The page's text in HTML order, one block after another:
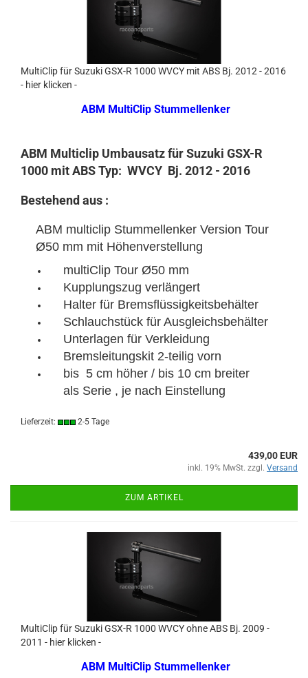
MultiClip für Suzuki GSX-R 1000 WVCY mit ABS Bj. 2012 - 2016
- hier klicken -
ABM MultiClip Stummellenker
ABM Multiclip Umbausatz für Suzuki GSX-R
1000 mit ABS Typ: WVCY Bj. 2012 - 2016
Bestehend aus :
ABM multiclip Stummellenker Version Tour
Ø50 mm mit Höhenverstellung
multiClip Tour Ø50 mm
Kupplungszug verlängert
Halter für Bremsflüssigkeitsbehälter
Schlauchstück für Ausgleichsbehälter
Unterlagen für Verkleidung
Bremsleitungskit 2-teilig vorn
bis 5 cm höher / bis 10 cm breiter
als Serie , je nach Einstellung
Lieferzeit: 2-5 Tage
439,00 EUR
inkl. 19% MwSt. zzgl. Versand
ZUM ARTIKEL
MultiClip für Suzuki GSX-R 1000 WVCY ohne ABS Bj. 2009 -
2011 - hier klicken -
ABM MultiClip Stummellenker